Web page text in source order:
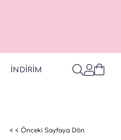
İNDİRİM
< < Önceki Sayfaya Dön